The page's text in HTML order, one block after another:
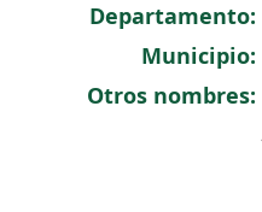
Departamento:
Municipio:
Otros nombres: